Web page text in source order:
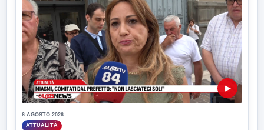
▶
6 AGOSTO 2026
ATTUALITÀ